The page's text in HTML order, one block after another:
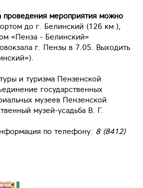
проведения мероприятия можно
до г. Белинский (126 км.),
«Пенза - Белинский»
г. Пензы в 7.05. Выходить
и туризма Пензенской
государственных
музеев Пензенской
музей-усадьба В. Г.
по телефону: 8 (8412)